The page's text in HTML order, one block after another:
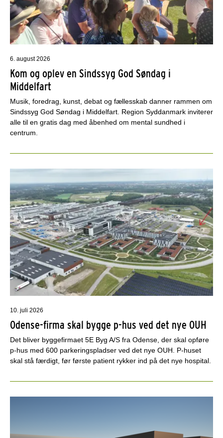
6. august 2026
Kom og oplev en Sindssyg God Søndag i
Middelfart
Musik, foredrag, kunst, debat og fællesskab danner rammen om
Sindssyg God Søndag i Middelfart. Region Syddanmark inviterer
alle til en gratis dag med åbenhed om mental sundhed i
centrum.
10. juli 2026
Odense-firma skal bygge p-hus ved det nye OUH
Det bliver byggefirmaet 5E Byg A/S fra Odense, der skal opføre
p-hus med 600 parkeringspladser ved det nye OUH. P-huset
skal stå færdigt, før første patient rykker ind på det nye hospital.